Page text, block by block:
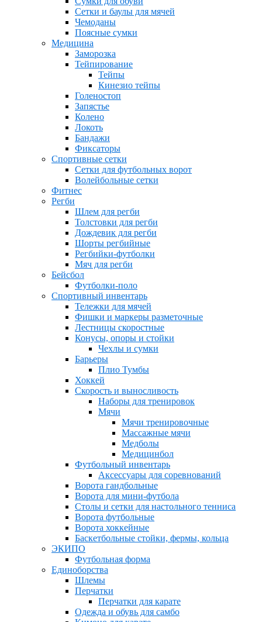
Сетки и баулы для мячей
Чемоданы
Поясные сумки
Медицина
Заморозка
Тейпирование
Тейпы
Кинезио тейпы
Голеностоп
Запястье
Колено
Локоть
Бандажи
Фиксаторы
Спортивные сетки
Сетки для футбольных ворот
Волейбольные сетки
Фитнес
Регби
Шлем для регби
Толстовки для регби
Дождевик для регби
Шорты регбийные
Регбийки-футболки
Мяч для регби
Бейсбол
Футболки-поло
Спортивный инвентарь
Тележки для мячей
Фишки и маркеры разметочные
Лестницы скоростные
Конусы, опоры и стойки
Чехлы и сумки
Барьеры
Плио Тумбы
Хоккей
Скорость и выносливость
Наборы для тренировок
Мячи
Мячи тренировочные
Массажные мячи
Медболы
Медицинбол
Футбольный инвентарь
Аксессуары для соревнований
Ворота гандбольные
Ворота для мини-футбола
Столы и сетки для настольного тенниса
Ворота футбольные
Ворота хоккейные
Баскетбольные стойки, фермы, кольца
ЭКИПО
Футбольная форма
Единоборства
Шлемы
Перчатки
Перчатки для карате
Одежда и обувь для самбо